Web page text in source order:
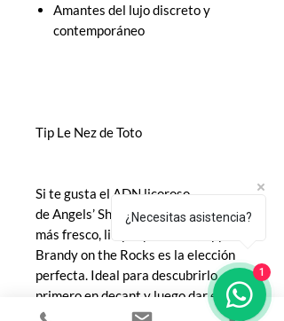
Amantes del lujo discreto y
contemporáneo
Tip Le Nez de Toto
Si te gusta el ADN licoroso
de Angels’ Share pero buscas algo
más fresco, limpio y versátil, Apple
Brandy on the Rocks es la elección
perfecta. Ideal para descubrirlo
primero en decant y luego dar el
salto a la botella.
¿Necesitas asistencia?
1